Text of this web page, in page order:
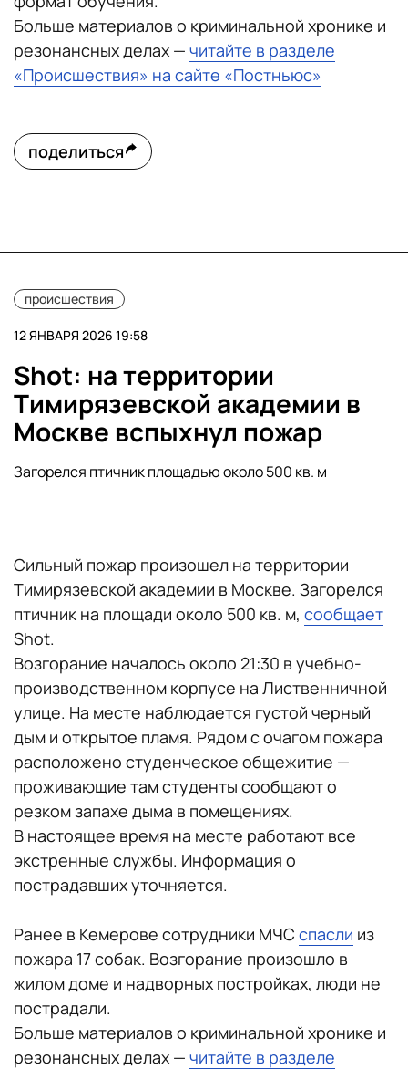
Больше материалов о криминальной хронике и
резонансных делах — читайте в разделе
«Происшествия» на сайте «Постньюс»
поделиться
происшествия
12 ЯНВАРЯ 2026 19:58
Shot: на территории
Тимирязевской академии в
Москве вспыхнул пожар
Загорелся птичник площадью около 500 кв. м
Сильный пожар произошел на территории
Тимирязевской академии в Москве. Загорелся
птичник на площади около 500 кв. м, сообщает
Shot.
Возгорание началось около 21:30 в учебно-
производственном корпусе на Лиственничной
улице. На месте наблюдается густой черный
дым и открытое пламя. Рядом с очагом пожара
расположено студенческое общежитие —
проживающие там студенты сообщают о
резком запахе дыма в помещениях.
В настоящее время на месте работают все
экстренные службы. Информация о
пострадавших уточняется.
Ранее в Кемерове сотрудники МЧС спасли из
пожара 17 собак. Возгорание произошло в
жилом доме и надворных постройках, люди не
пострадали.
Больше материалов о криминальной хронике и
резонансных делах — читайте в разделе